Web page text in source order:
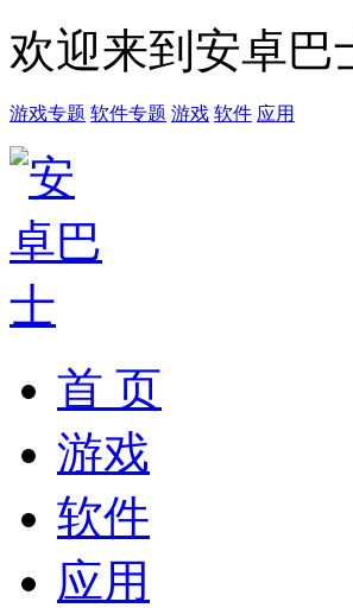
欢迎来到安卓巴
游戏专题 软件专题 游戏 软件 应用
首 页
游戏
软件
应用